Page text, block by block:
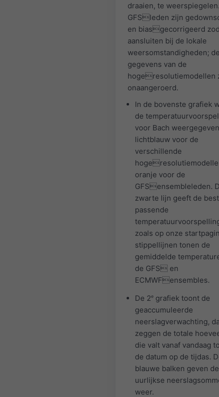
draaien, te
GFSleden zijn
en biasgecorrigeerd
aansluiten bij de lokale
weersomstandigheden;
gegevens van de
hogeresolutiemodellen
onaangeroerd.
In de bovenste grafiek
de
voor Bach
lichtblauw voor de
verschillende
oranje voor de
GFSensembleleden.
zwarte lijn geeft de best
passende
zoals op onze
stippellijnen tonen de
gemiddelde
de GFS en
ECMWFensembles.
De 2e grafiek toont de
geaccumuleerde
neerslagverwachting,
zeggen de totale
die valt vanaf vandaag
de datum op de tijdas.
blauwe balken geven de
uurlijkse
weer.